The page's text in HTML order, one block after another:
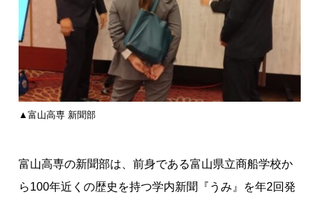
▲富山高専 新聞部
富山高専の新聞部は、前身である富山県立商船学校か
ら100年近くの歴史を持つ学内新聞『うみ』を年2回発